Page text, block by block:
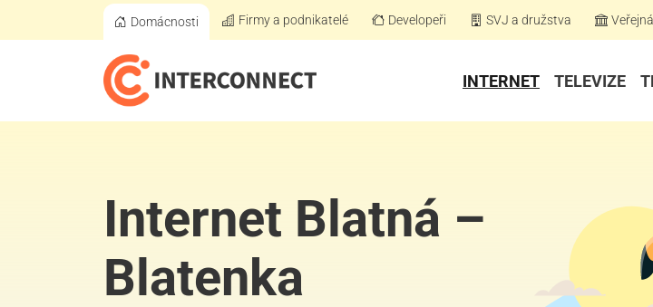
Domácnosti Firmy a podnikatelé Developeři SVJ a družstva
INTERNET TELEVIZE
Internet Blatná –
Blatenka